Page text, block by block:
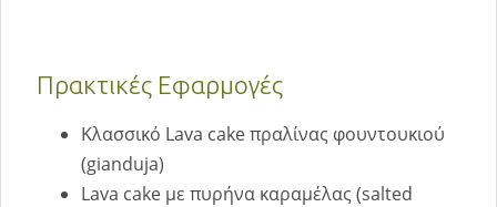
Πρακτικές Εφαρμογές
Κλασσικό Lava cake πραλίνας φουντουκιού
(gianduja)
Lava cake με πυρήνα καραμέλας (salted